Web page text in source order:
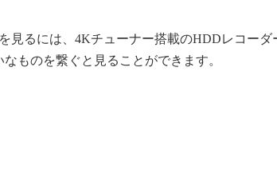
見るには、4Kチューナー搭載のHDDレコーダ
ものを繋ぐと見ることができます。